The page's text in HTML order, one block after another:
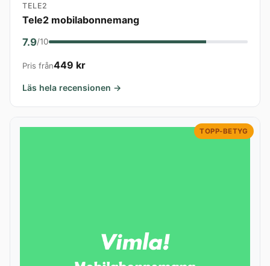
TELE2
Tele2 mobilabonnemang
7.9/10
Pris från449 kr
Läs hela recensionen →
TOPP-BETYG